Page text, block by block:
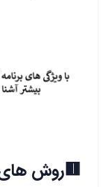
🟥روش های